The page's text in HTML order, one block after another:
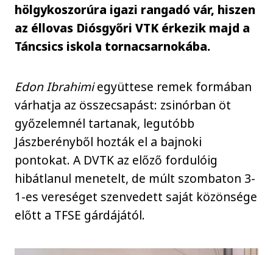
hölgykoszorúra igazi rangadó vár, hiszen
az éllovas Diósgyőri VTK érkezik majd a
Táncsics iskola tornacsarnokába.
Edon Ibrahimiegyüttese remek formában
várhatja az összecsapást: zsinórban öt
győzelemnél tartanak, legutóbb
Jászberényből hozták el a bajnoki
pontokat. A DVTK az előző fordulóig
hibátlanul menetelt, de múlt szombaton 3-
1-es vereséget szenvedett saját közönsége
előtt a TFSE gárdájától.